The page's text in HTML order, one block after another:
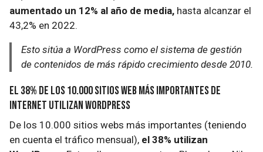
aumentado un 12% al año de media, hasta alcanzar el
43,2% en 2022.
Esto sitúa a WordPress como el sistema de gestión
de contenidos de más rápido crecimiento desde 2010.
El 38% de los 10.000 sitios web más importantes de
Internet utilizan WordPress
De los 10.000 sitios webs más importantes (teniendo
en cuenta el tráfico mensual), el 38% utilizan